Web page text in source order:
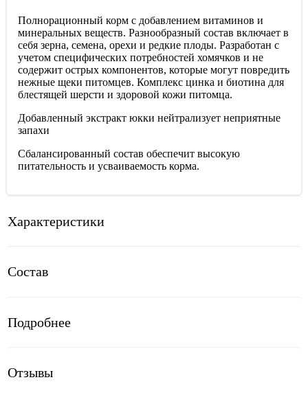
Полнорационный корм с добавлением витаминов и
минеральных веществ. Разнообразный состав включает в
себя зерна, семена, орехи и редкие плоды. Разработан с
учетом специфических потребностей хомячков и не
содержит острых компонентов, которые могут повредить
нежные щеки питомцев. Комплекс цинка и биотина для
блестящей шерсти и здоровой кожи питомца.
Добавленный экстракт юкки нейтрализует неприятные
запахи
Сбалансированный состав обеспечит высокую
питательность и усваиваемость корма.
Характеристики
Состав
Подробнее
Отзывы